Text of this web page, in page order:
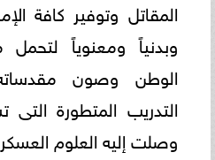
المقاتل وتوفير كافة
وبدنياً ومعنوياً
الوطن وصون
التدريب المتطورة
وصلت إليه العلوم